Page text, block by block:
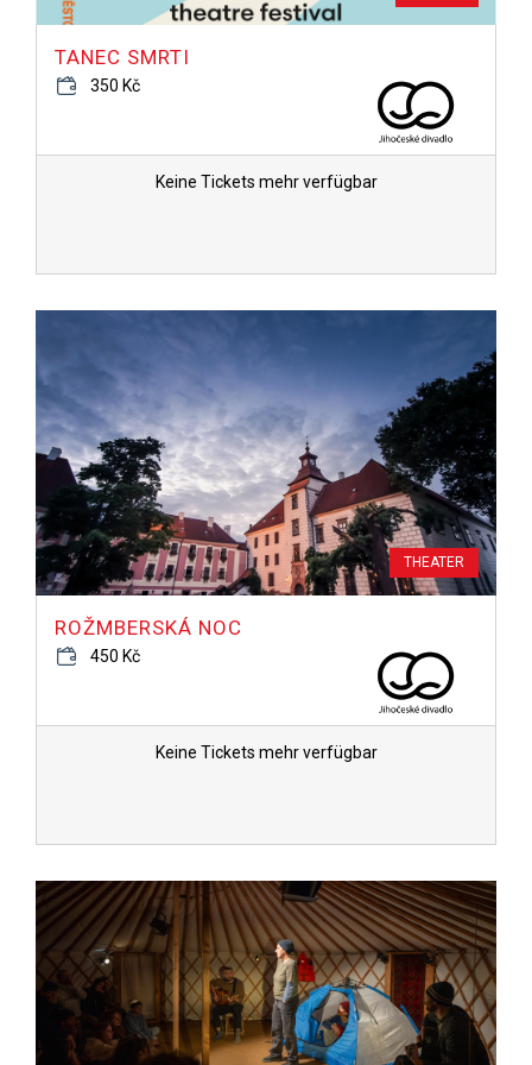
TANEC SMRTI
350 Kč
Keine Tickets mehr verfügbar
THEATER
ROŽMBERSKÁ NOC
450 Kč
Keine Tickets mehr verfügbar